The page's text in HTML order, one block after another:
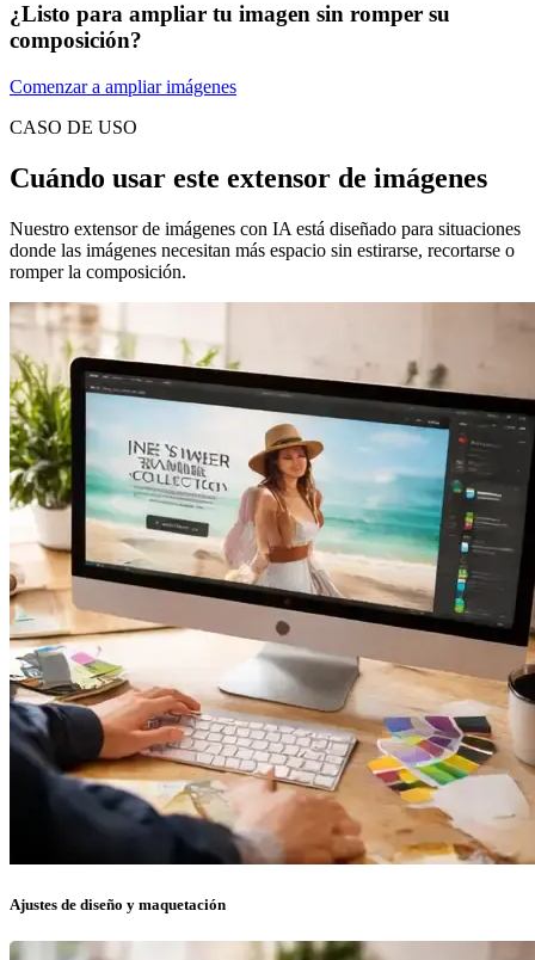
¿Listo para ampliar tu imagen sin romper su
composición?
Comenzar a ampliar imágenes
CASO DE USO
Cuándo usar este extensor de imágenes
Nuestro extensor de imágenes con IA está diseñado para situaciones
donde las imágenes necesitan más espacio sin estirarse, recortarse o
romper la composición.
Ajustes de diseño y maquetación